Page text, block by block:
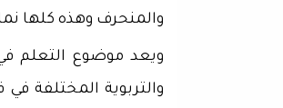
والمنحرف وهذه كلها
ويعد موضوع التعلم في
والتربوية المختلفة